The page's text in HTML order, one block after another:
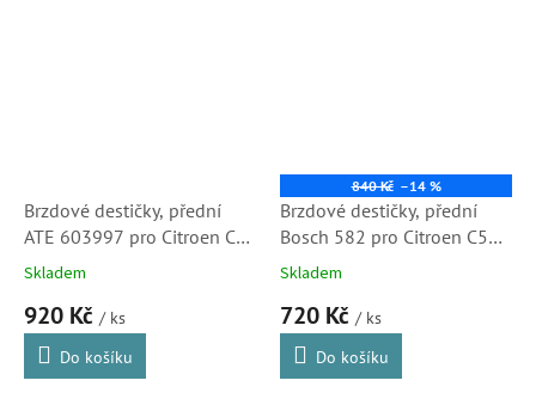
Brzdové destičky, přední
ATE 603997 pro Citroen C5
2.0 16V, 2.0 HDi, 1.6HDi, 1.8
Skladem
920 Kč / ks
Do košíku
840 Kč –14 %
Brzdové destičky, přední
Bosch 582 pro Citroen C5
2.0i 16V, 2.0 HDi, 1.6HDi,
Skladem
720 Kč / ks
Do košíku